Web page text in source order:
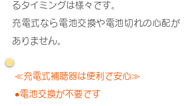
るタイミングは様々です。
充電式なら電池交換や電池切れの心配が
ありません。
≪充電式補聴器は便利で安心≫
●電池交換が不要です